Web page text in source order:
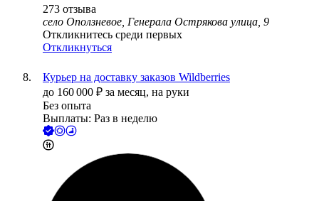
273 отзыва
село Оползневое, Генерала Острякова улица, 9
Откликнитесь среди первых
Откликнуться
Курьер на доставку заказов Wildberries
до 160 000 ₽ за месяц, на руки
Без опыта
Выплаты: Раз в неделю